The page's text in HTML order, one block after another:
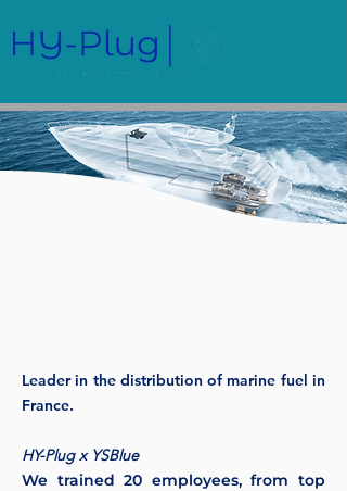
Leader in the distribution of marine fuel in
France.
HY-Plug x YSBlue
We trained 20 employees, from top